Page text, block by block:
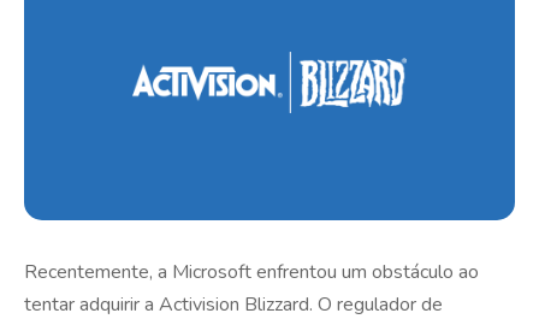
Recentemente, a Microsoft enfrentou um obstáculo ao
tentar adquirir a Activision Blizzard. O regulador de